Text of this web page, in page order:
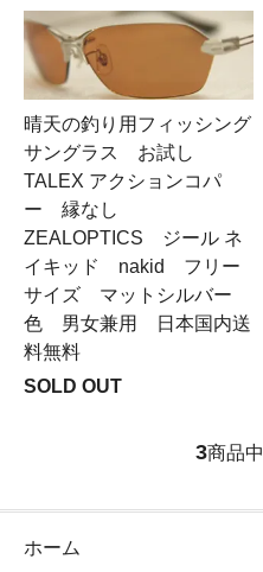
晴天の釣り用フィッシング
サングラス お試し
TALEX アクションコパ
ー 縁なし
ZEALOPTICS ジール ネ
イキッド nakid フリー
サイズ マットシルバー
色 男女兼用 日本国内送
料無料
SOLD OUT
3商品中
ホーム